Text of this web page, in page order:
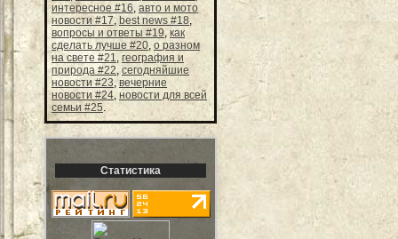
интересное #16, авто и мото
новости #17, best news #18,
вопросы и ответы #19, как
сделать лучше #20, о разном
на свете #21, география и
природа #22, сегодняйшие
новости #23,вечерние
новости #24, новости для всей
семьи #25.
Статистика